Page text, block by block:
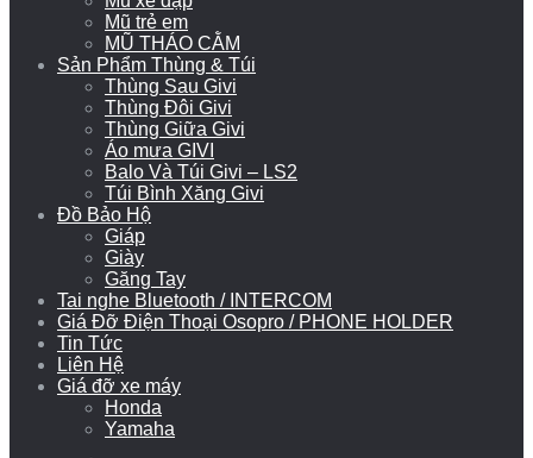
Mũ trẻ em
MŨ THÁO CẰM
Sản Phẩm Thùng & Túi
Thùng Sau Givi
Thùng Đôi Givi
Thùng Giữa Givi
Áo mưa GIVI
Balo Và Túi Givi – LS2
Túi Bình Xăng Givi
Đồ Bảo Hộ
Giáp
Giày
Găng Tay
Tai nghe Bluetooth / INTERCOM
Giá Đỡ Điện Thoại Osopro / PHONE HOLDER
Tin Tức
Liên Hệ
Giá đỡ xe máy
Honda
Yamaha